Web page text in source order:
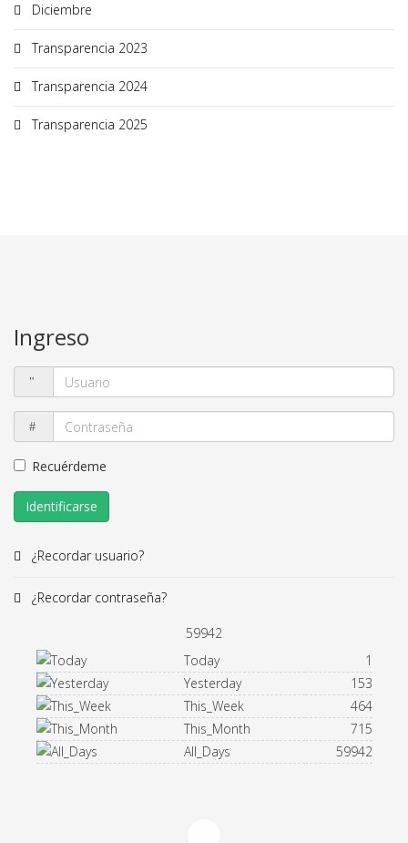
Diciembre
Transparencia 2023
Transparencia 2024
Transparencia 2025
Ingreso
Recuérdeme
Identificarse
¿Recordar usuario?
¿Recordar contraseña?
59942
Today
1
Yesterday
153
This_Week
464
This_Month
715
All_Days
59942